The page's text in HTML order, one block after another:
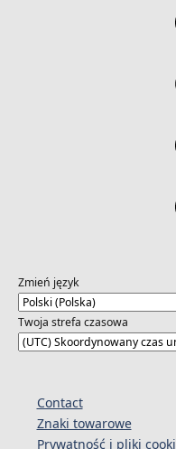
Zmień język
Twoja strefa czasowa
Contact
Znaki towarowe
Prywatność i pliki